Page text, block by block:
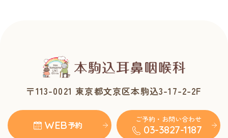
〒113-0021 東京都文京区本駒込3-17-2-2F
WEB予約
ご予約・お問い合わせ
03-3827-1187